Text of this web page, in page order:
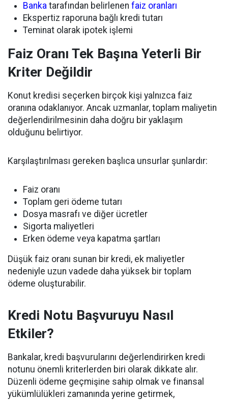
Banka tarafından belirlenen faiz oranları
Ekspertiz raporuna bağlı kredi tutarı
Teminat olarak ipotek işlemi
Faiz Oranı Tek Başına Yeterli Bir
Kriter Değildir
Konut kredisi seçerken birçok kişi yalnızca faiz
oranına odaklanıyor. Ancak uzmanlar, toplam maliyetin
değerlendirilmesinin daha doğru bir yaklaşım
olduğunu belirtiyor.
Karşılaştırılması gereken başlıca unsurlar şunlardır:
Faiz oranı
Toplam geri ödeme tutarı
Dosya masrafı ve diğer ücretler
Sigorta maliyetleri
Erken ödeme veya kapatma şartları
Düşük faiz oranı sunan bir kredi, ek maliyetler
nedeniyle uzun vadede daha yüksek bir toplam
ödeme oluşturabilir.
Kredi Notu Başvuruyu Nasıl
Etkiler?
Bankalar, kredi başvurularını değerlendirirken kredi
notunu önemli kriterlerden biri olarak dikkate alır.
Düzenli ödeme geçmişine sahip olmak ve finansal
yükümlülükleri zamanında yerine getirmek,